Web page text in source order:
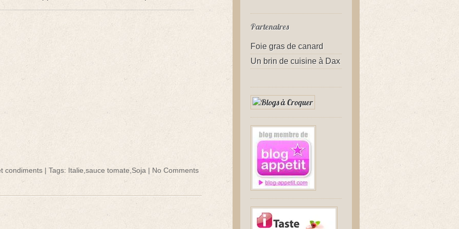
condiments| Tags: Italie sauce tomate, Soja | No Comments
Partenaires
Foie gras de canard
Un brin de cuisine à Dax